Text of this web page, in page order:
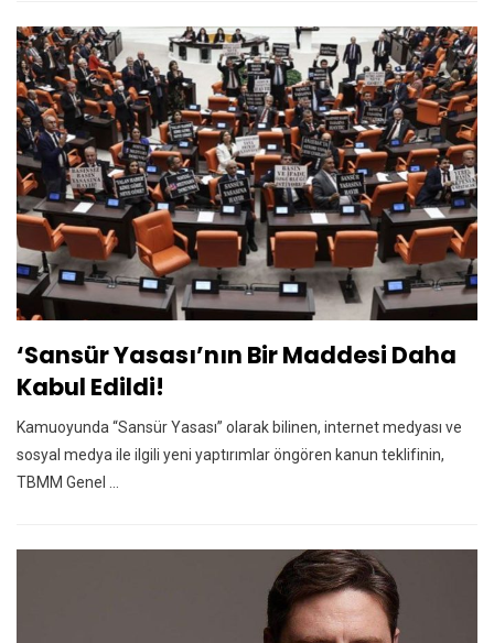
‘Sansür Yasası’nın Bir Maddesi Daha
Kabul Edildi!
Kamuoyunda “Sansür Yasası” olarak bilinen, internet medyası ve
sosyal medya ile ilgili yeni yaptırımlar öngören kanun teklifinin,
TBMM Genel ...